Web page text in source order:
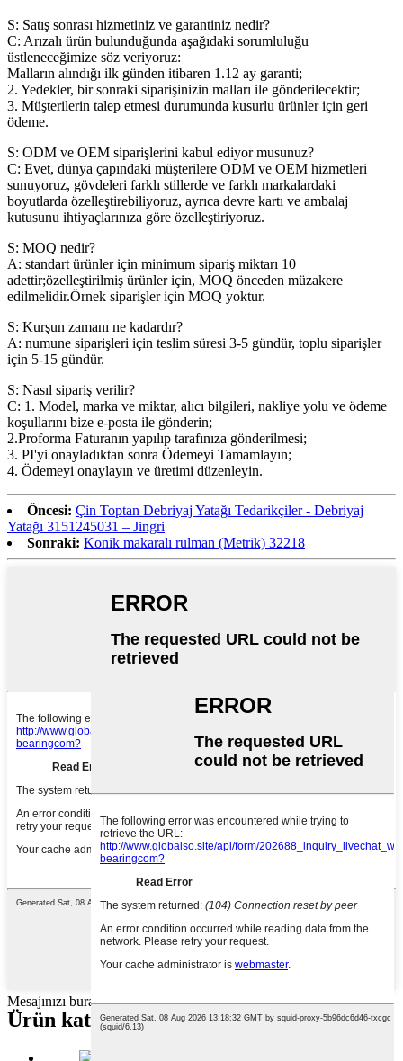
S: Satış sonrası hizmetiniz ve garantiniz nedir?
C: Arızalı ürün bulunduğunda aşağıdaki sorumluluğu
üstleneceğimize söz veriyoruz:
Malların alındığı ilk günden itibaren 1.12 ay garanti;
2. Yedekler, bir sonraki siparişinizin malları ile gönderilecektir;
3. Müşterilerin talep etmesi durumunda kusurlu ürünler için geri
ödeme.
S: ODM ve OEM siparişlerini kabul ediyor musunuz?
C: Evet, dünya çapındaki müşterilere ODM ve OEM hizmetleri
sunuyoruz, gövdeleri farklı stillerde ve farklı markalardaki
boyutlarda özelleştirebiliyoruz, ayrıca devre kartı ve ambalaj
kutusunu ihtiyaçlarınıza göre özelleştiriyoruz.
S: MOQ nedir?
A: standart ürünler için minimum sipariş miktarı 10
adettir;özelleştirilmiş ürünler için, MOQ önceden müzakere
edilmelidir.Örnek siparişler için MOQ yoktur.
S: Kurşun zamanı ne kadardır?
A: numune siparişleri için teslim süresi 3-5 gündür, toplu siparişler
için 5-15 gündür.
S: Nasıl sipariş verilir?
C: 1. Model, marka ve miktar, alıcı bilgileri, nakliye yolu ve ödeme
koşullarını bize e-posta ile gönderin;
2.Proforma Faturanın yapılıp tarafınıza gönderilmesi;
3. PI'yi onayladıktan sonra Ödemeyi Tamamlayın;
4. Ödemeyi onaylayın ve üretimi düzenleyin.
Öncesi: Çin Toptan Debriyaj Yatağı Tedarikçiler - Debriyaj
Yatağı 3151245031 – Jingri
Sonraki: Konik makaralı rulman (Metrik) 32218
Mesajınızı buraya yazın ve bize gönderin
Ürün kategorileri